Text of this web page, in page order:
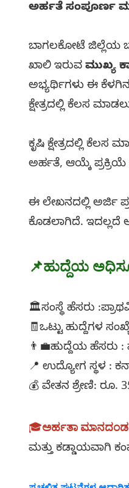
ಅರ್ಹತೆ ಸಂಪೂರ್ಣ
ಬಾಗಲಕೋಟೆ ಜಿಲ್ಲೆಯ
ಖಾಲಿ ಇರುವ ಮುಖ್ಯ
ಅಭ್ಯರ್ಥಿಗಳು ಈ
ಕ್ಷೇತ್ರದಲ್ಲಿ ಕೆಲಸ
ಕೃಷಿ ಕ್ಷೇತ್ರದಲ್ಲಿ
ಅರ್ಹತೆ, ಆಯ್ಕೆ ಪ್ರಕ್ರಿಯೆ
ಈ ಲೇಖನದಲ್ಲಿ ಅರ್ಜಿ
ಕೊಡಲಾಗಿದೆ. ಇದಲ್ಲದೆ
📌ಹುದ್ದೆಯ
🏛️ಸಂಸ್ಥೆ ಹೆಸರು
🧾ಒಟ್ಟು ಹುದ್ದೆಗಳ
👨‍💼ಹುದ್ದೆಯ ಹೆಸರು
📍 ಉದ್ಯೋಗ ಸ್ಥಳ :
💰 ವೇತನ ಶ್ರೇಣಿ: ರೂ.
🎓ಅರ್ಹತಾ ಮಾನದಂಡ
ಮತ್ತು ಕಡ್ಡಾಯವಾಗಿ